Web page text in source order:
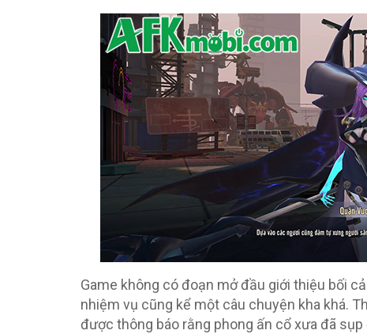
Game không có đoạn mở đầu giới thiệu bối
nhiệm vụ cũng kể một câu chuyện kha khá.
được thông báo rằng phong ấn cổ xưa đã